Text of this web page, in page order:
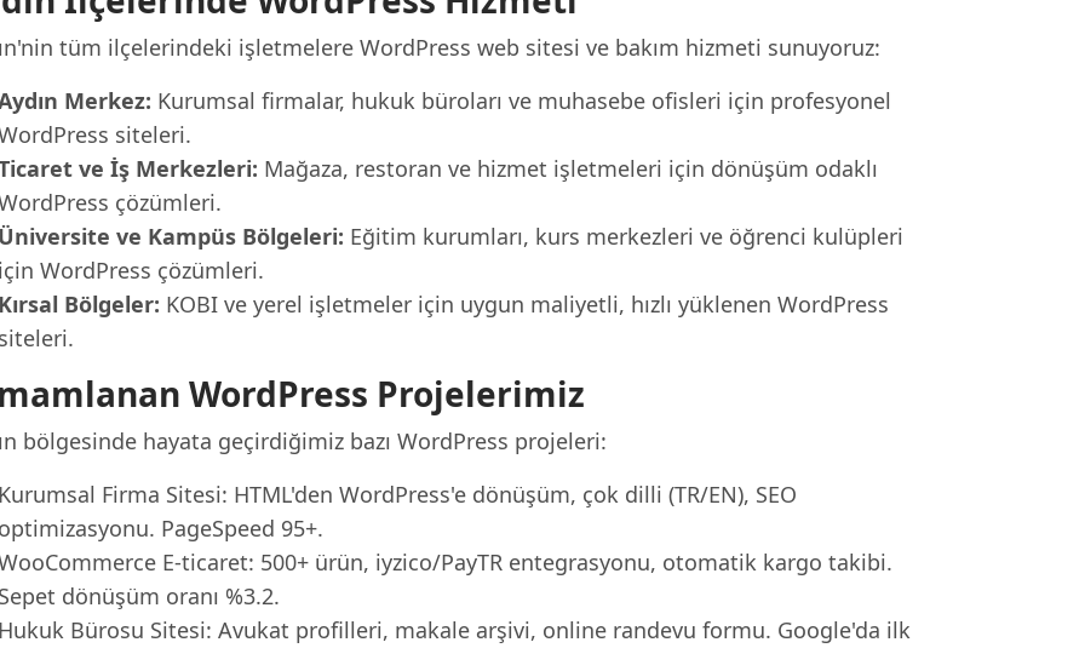
tüm ilçelerindeki işletmelere WordPress web sitesi ve bakım hizmeti sunuyoruz:
Merkez: Kurumsal firmalar, hukuk büroları ve muhasebe ofisleri için profesyonel
siteleri.
ve İş Merkezleri: Mağaza, restoran ve hizmet işletmeleri için dönüşüm odaklı
çözümleri.
Üniversite ve Kampüs Bölgeleri: Eğitim kurumları, kurs merkezleri ve öğrenci kulüpleri
için WordPress çözümleri.
Kırsal Bölgeler: KOBI ve yerel işletmeler için uygun maliyetli, hızlı yüklenen WordPress
siteleri.
WordPress Projelerimiz
bölgesinde hayata geçirdiğimiz bazı WordPress projeleri:
Kurumsal Firma Sitesi: HTML'den WordPress'e dönüşüm, çok dilli (TR/EN), SEO
optimizasyonu. PageSpeed 95+.
E-ticaret: 500+ ürün, iyzico/PayTR entegrasyonu, otomatik kargo takibi.
Sepet dönüşüm oranı %3.2.
Hukuk Bürosu Sitesi: Avukat profilleri, makale arşivi, online randevu formu. Google'da ilk